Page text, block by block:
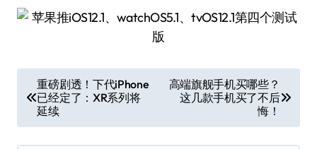
章
导
重磅剧透！下代iPhone
已经定了：XR系列将
延续
高端旗舰手机买哪些？
这几款手机买了不后
悔！